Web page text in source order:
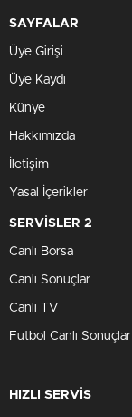
SAYFALAR
Üye Girişi
Üye Kaydı
Künye
Hakkımızda
İletişim
Yasal İçerikler
SERVİSLER 2
Canlı Borsa
Canlı Sonuçlar
Canlı TV
Futbol Canlı Sonuçlar
HIZLI SERVİS